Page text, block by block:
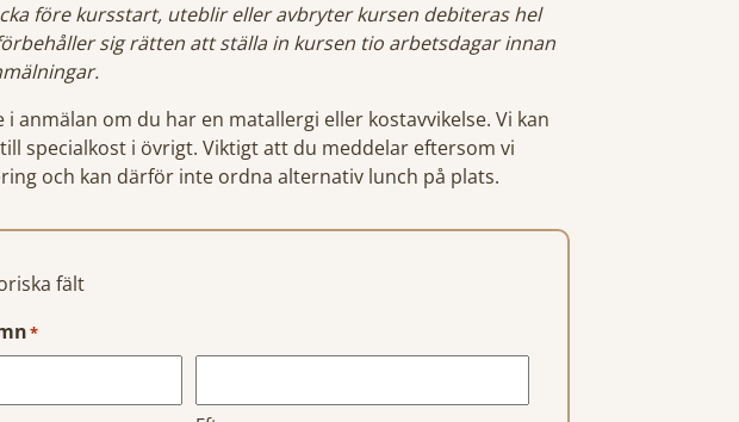
före kursstart, uteblir eller avbryter kursen debiteras hel
sig rätten att ställa in kursen tio arbetsdagar innan
i anmälan om du har en matallergi eller kostavvikelse. Vi kan
specialkost i övrigt. Viktigt att du meddelar eftersom vi
och kan därför inte ordna alternativ lunch på plats.
fält
*